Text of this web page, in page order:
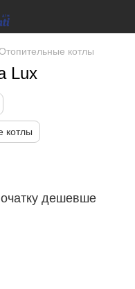
котлы
Lux
котлы
дешевше